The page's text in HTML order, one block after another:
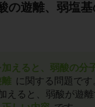
の遊離、弱塩
えると、弱酸の分
離 に関する問題です
えると、弱酸が遊離